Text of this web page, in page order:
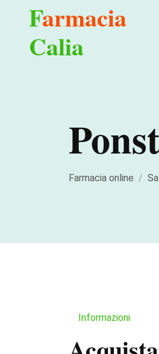
Farmacia
Calia
Farmacia online
Informazioni